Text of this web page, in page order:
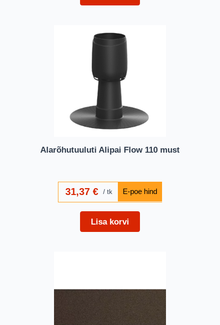
Alarõhutuuluti Alipai Flow 110 must
31,37 € tk
Lisa korvi